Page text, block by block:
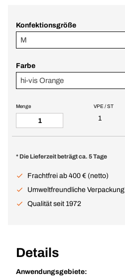
Konfektionsgröße
M
Farbe
hi-vis Orange
VPE / ST
1
Menge
* Die Lieferzeit beträgt ca. 5 Tage
Frachtfrei ab 400 € (netto)
Umweltfreundliche Verpackung
Qualität seit 1972
Details
Anwendungsgebiete: